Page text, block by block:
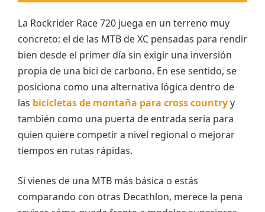
La Rockrider Race 720 juega en un terreno muy
concreto: el de las MTB de XC pensadas para rendir
bien desde el primer día sin exigir una inversión
propia de una bici de carbono. En ese sentido, se
posiciona como una alternativa lógica dentro de
las bicicletas de montaña para cross countryy
también como una puerta de entrada seria para
quien quiere competir a nivel regional o mejorar
tiempos en rutas rápidas.
Si vienes de una MTB más básica o estás
comparando con otras Decathlon, merece la pena